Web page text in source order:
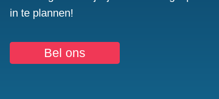
in te plannen!
Bel ons